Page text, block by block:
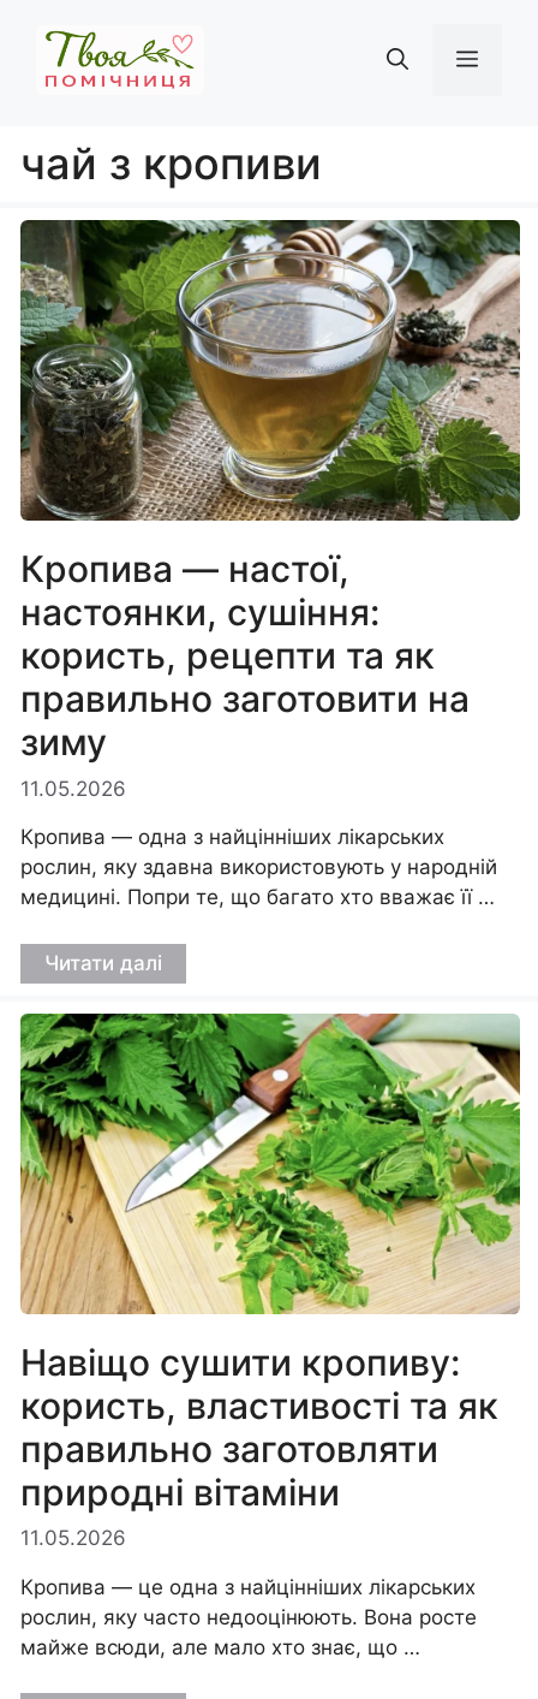
вмісту
чай з кропиви
Кропива — настої,
настоянки, сушіння:
користь, рецепти та як
правильно заготовити на
зиму
11.05.2026
Кропива — одна з найцінніших лікарських
рослин, яку здавна використовують у народній
медицині. Попри те, що багато хто вважає її …
Читати далі
Навіщо сушити кропиву:
користь, властивості та як
правильно заготовляти
природні вітаміни
11.05.2026
Кропива — це одна з найцінніших лікарських
рослин, яку часто недооцінюють. Вона росте
майже всюди, але мало хто знає, що …